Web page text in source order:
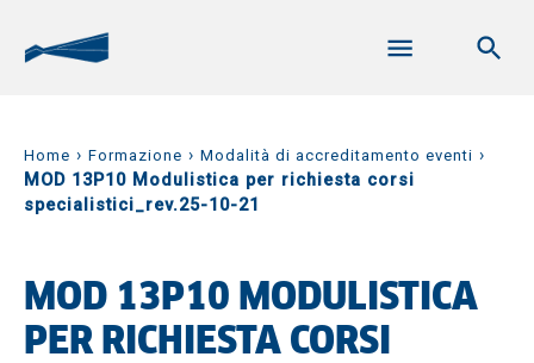
Home › Formazione › Modalità di accreditamento eventi ›
MOD 13P10 Modulistica per richiesta corsi
specialistici_rev.25-10-21
MOD 13P10 MODULISTICA
PER RICHIESTA CORSI